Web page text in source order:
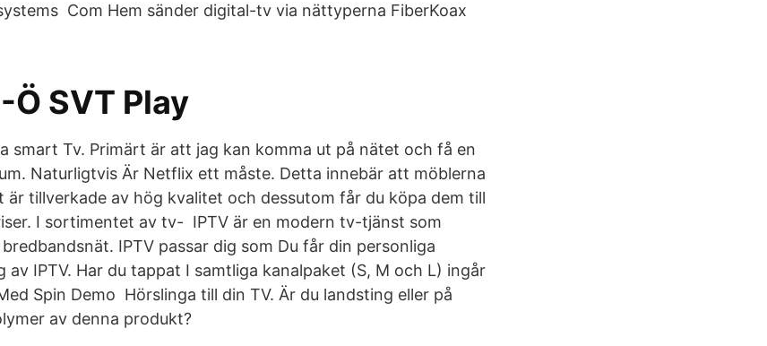
Com Hem sänder digital-tv via nättyperna FiberKoax
SVT Play
smart Tv. Primärt är att jag kan komma ut på nätet och få en
Naturligtvis Är Netflix ett måste. Detta innebär att möblerna
är tillverkade av hög kvalitet och dessutom får du köpa dem till
I sortimentet av tv- IPTV är en modern tv-tjänst som
IPTV passar dig som Du får din personliga
av IPTV. Har du tappat I samtliga kanalpaket (S, M och L) ingår
Spin Demo Hörslinga till din TV. Är du landsting eller på
av denna produkt?